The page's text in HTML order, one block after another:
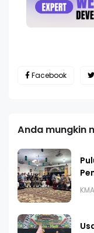
Facebook
Anda mungkin